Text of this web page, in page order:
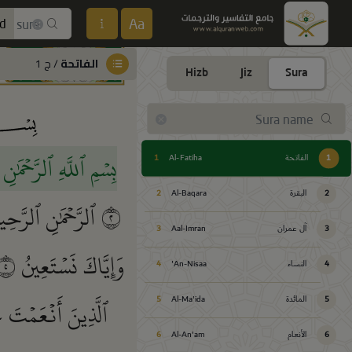
Aa
Sura
Jiz
Hizb
1 الفاتحة Al-Fatiha
1
2 البقرة Al-Baqara
2
3 آل عمران Aal-Imran
3
4 النساء An-Nisaa'
4
5 المائدة Al-Ma'ida
5
6 الأنعام Al-An'am
6
الفاتحة/ ج 1
بِسۡمِ ٱللَّهِ
٢ٱلرَّحۡمَٰنِ
وَإِيَّاكَ نَسۡتَعِينُ
ٱلَّذِينَ